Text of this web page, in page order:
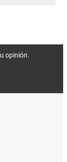
opinión.